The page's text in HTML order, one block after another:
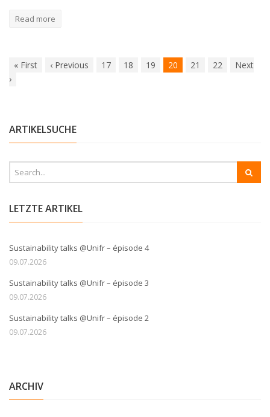
Read more
« First ‹ Previous 17 18 19 20 21 22
Next
›
ARTIKELSUCHE
LETZTE ARTIKEL
Sustainability talks @Unifr – épisode 4
09.07.2026
Sustainability talks @Unifr – épisode 3
09.07.2026
Sustainability talks @Unifr – épisode 2
09.07.2026
ARCHIV